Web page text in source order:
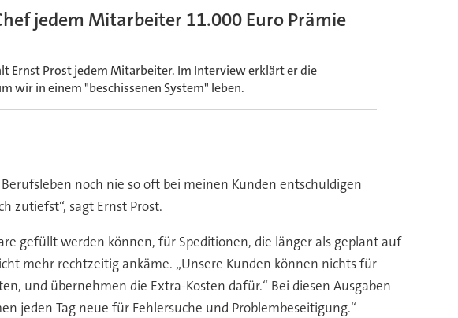
jedem Mitarbeiter 11.000 Euro Prämie
Ernst Prost jedem Mitarbeiter. Im Interview erklärt er die
wir in einem "beschissenen System" leben.
noch nie so oft bei meinen Kunden entschuldigen
zutiefst“, sagt Ernst Prost.
gefüllt werden können, für Speditionen, die länger als geplant auf
mehr rechtzeitig ankäme. „Unsere Kunden können nichts für
und übernehmen die Extra-Kosten dafür.“ Bei diesen Ausgaben
jeden Tag neue für Fehlersuche und Problembeseitigung.“